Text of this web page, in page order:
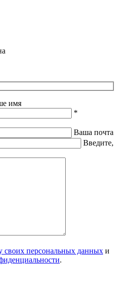
имя
*
Ваша почта
Введите,
своих персональных данных и
.